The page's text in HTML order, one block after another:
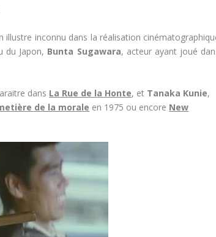
illustre inconnu dans la réalisation
du Japon, Bunta Sugawara, acteur ayant joué
dans La Rue de la Honte, et Tanaka Kunie,
de la morale en 1975 ou encore New